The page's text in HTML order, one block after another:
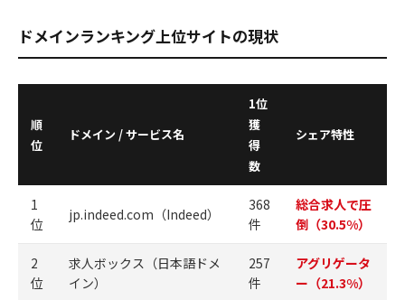
ドメインランキング上位サイトの現状
順
位
ドメイン / サービス名
1位
獲
得
数
シェア特性
1
位
jp.indeed.com（Indeed）
368
件
総合求人で圧
倒（30.5%）
2
位
求人ボックス（日本語ドメ
イン）
257
件
アグリゲータ
ー（21.3%）